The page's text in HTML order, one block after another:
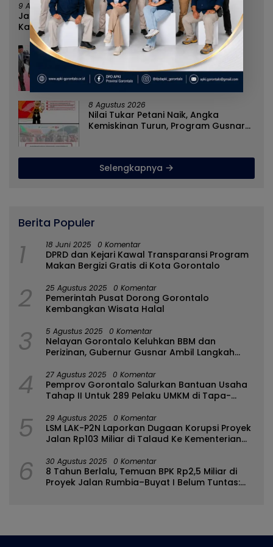
9 Agustus 2026
Jangan Sampai Rakyat Menjadi Korban Hanya
Karena Persoalan Administratif
8 Agustus 2026
Norman Joesoef Dinilai Cocok
Perkuat Regenerasi dan Inovasi
Pertahanan Nasional
8 Agustus 2026
Nilai Tukar Petani Naik, Angka
Kemiskinan Turun, Program Gusnar-
Selengkapnya
Berita Populer
1 18 Juni 2025 0 Komentar
DPRD dan Kejari Kawal Transparansi Program
Makan Bergizi Gratis di Kota Gorontalo
2 25 Agustus 2025 0 Komentar
Pemerintah Pusat Dorong Gorontalo
Kembangkan Wisata Halal
3 5 Agustus 2025 0 Komentar
Nelayan Gorontalo Keluhkan BBM dan
Perizinan, Gubernur Gusnar Ambil Langkah
4 27 Agustus 2025 0 Komentar
Pemprov Gorontalo Salurkan Bantuan Usaha
Tahap II Untuk 289 Pelaku UMKM di Tapa-
5 29 Agustus 2025 0 Komentar
LSM LAK-P2N Laporkan Dugaan Korupsi Proyek
Jalan Rp103 Miliar di Talaud Ke Kementerian
6 30 Agustus 2025 0 Komentar
8 Tahun Berlalu, Temuan BPK Rp2,5 Miliar di
Proyek Jalan Rumbia–Buyat I Belum Tuntas: